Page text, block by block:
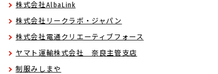
株式会社AlbaLink
株式会社リークラボ・ジャパン
株式会社電通クリエーティブフォース
ヤマト運輸株式会社 奈良主管支店
制服みしまや